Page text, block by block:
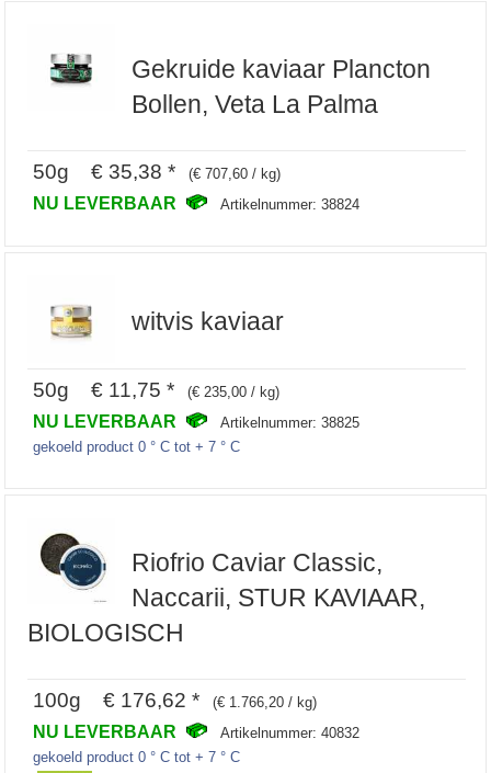
Gekruide kaviaar Plancton
Bollen, Veta La Palma
50g € 35,38 * (€ 707,60 / kg)
NU LEVERBAAR Artikelnummer: 38824
witvis kaviaar
50g € 11,75 * (€ 235,00 / kg)
NU LEVERBAAR
Artikelnummer: 38825
gekoeld product 0 ° C tot + 7 ° C
Riofrio Caviar Classic,
Naccarii, STUR KAVIAAR,
BIOLOGISCH
100g € 176,62 * (€ 1.766,20 / kg)
NU LEVERBAAR
Artikelnummer: 40832
gekoeld product 0 ° C tot + 7 ° C